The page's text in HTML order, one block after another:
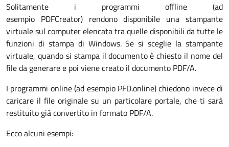
Solitamente i programmi offline (ad
esempio PDFCreator) rendono disponibile una stampante
virtuale sul computer elencata tra quelle disponibili da tutte le
funzioni di stampa di Windows. Se si sceglie la stampante
virtuale, quando si stampa il documento è chiesto il nome del
file da generare e poi viene creato il documento PDF/A.
I programmi online (ad esempio PFD.online) chiedono invece di
caricare il file originale su un particolare portale, che ti sarà
restituito già convertito in formato PDF/A.
Ecco alcuni esempi: